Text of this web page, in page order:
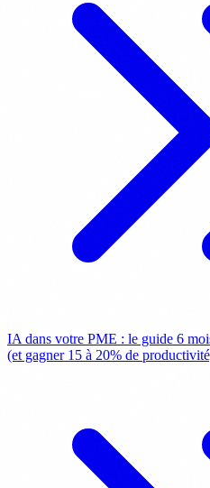
IA dans votre PME : le guide 6
(et gagner 15 à 20% de